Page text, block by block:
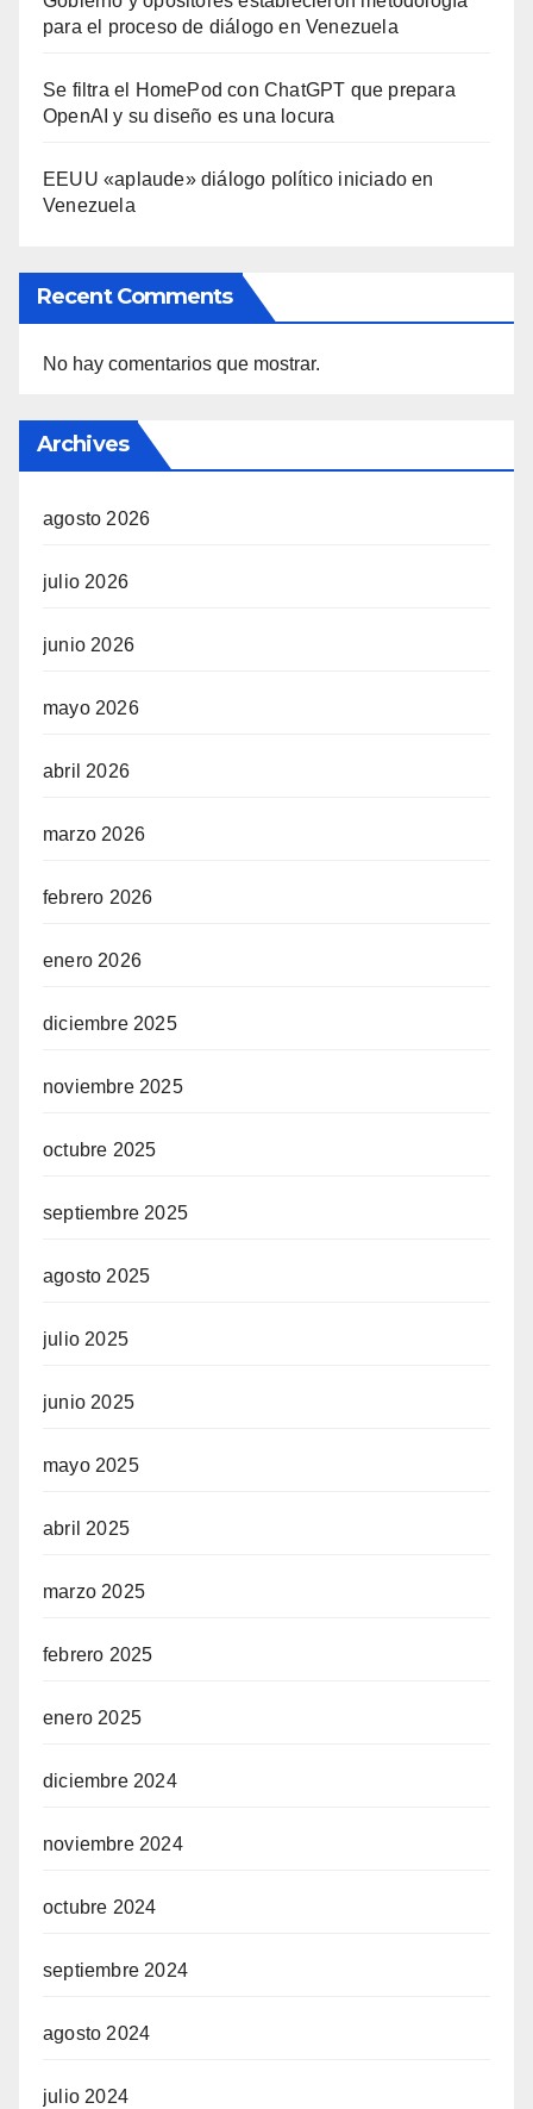
para el proceso de diálogo en Venezuela
Se filtra el HomePod con ChatGPT que prepara
OpenAI y su diseño es una locura
EEUU «aplaude» diálogo político iniciado en
Venezuela
Recent Comments
No hay comentarios que mostrar.
Archives
agosto 2026
julio 2026
junio 2026
mayo 2026
abril 2026
marzo 2026
febrero 2026
enero 2026
diciembre 2025
noviembre 2025
octubre 2025
septiembre 2025
agosto 2025
julio 2025
junio 2025
mayo 2025
abril 2025
marzo 2025
febrero 2025
enero 2025
diciembre 2024
noviembre 2024
octubre 2024
septiembre 2024
agosto 2024
julio 2024